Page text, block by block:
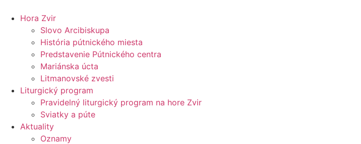
Hora Zvir
Slovo Arcibiskupa
História pútnického miesta
Predstavenie Pútnického centra
Mariánska úcta
Litmanovské zvesti
Liturgický program
Pravidelný liturgický program na hore Zvir
Sviatky a púte
Aktuality
Oznamy